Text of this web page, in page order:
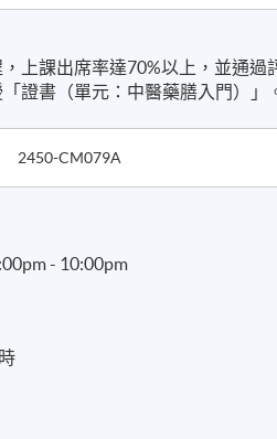
上課出席率達70%以上，並通
證書（單元：中醫藥膳入門）」
2450-CM079A
- 10:00pm